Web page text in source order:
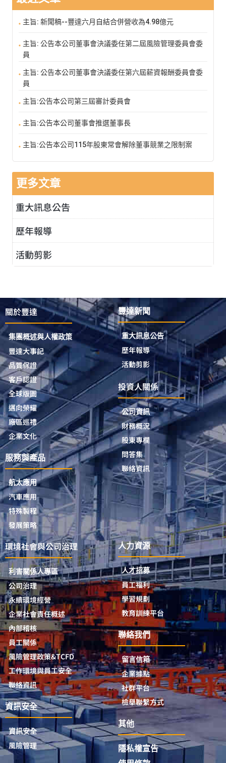
主旨: 新聞稿--豐達六月自結合併營收為4.98億元
主旨: 公告本公司董事會決議委任第二屆風險管理委員會委
員
主旨: 公告本公司董事會決議委任第六屆薪資報酬委員會委
員
主旨:公告本公司第三屆審計委員會
主旨:公告本公司董事會推選董事長
主旨:公告本公司115年股東常會解除董事競業之限制案
更多文章
重大訊息公告
歷年報導
活動剪影
關於豐達
集團概述與人權政策
豐達大事記
品質保證
客戶認證
全球版圖
邁向榮耀
廠區巡禮
企業文化
服務與產品
航太應用
汽車應用
特殊製程
發展策略
豐達新聞
重大訊息公告
歷年報導
活動剪影
投資人關係
公司資訊
財務概況
股東專欄
問答集
聯絡資訊
環境社會與公司治理
利害關係人專區
公司治理
永續環境經營
企業社會責任概述
內部稽核
員工關係
風險管理政策&TCFD
工作環境與員工安全
聯絡資訊
資訊安全
資訊安全
風險管理
人力資源
人才招募
員工福利
學習規劃
教育訓練平台
聯絡我們
留言信箱
企業據點
社群平台
檢舉聯繫方式
其他
隱私權宣告